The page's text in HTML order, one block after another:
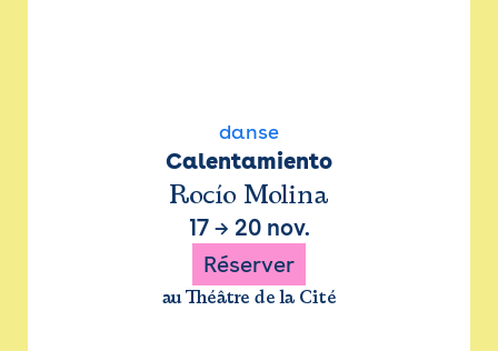
danse
Calentamiento
Rocío Molina
17→ 20 nov.
Réserver
au Théâtre de la Cité